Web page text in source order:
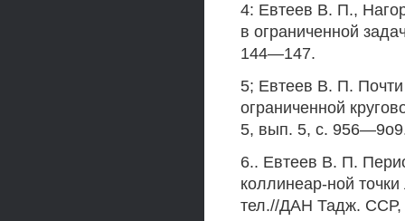
4: Евтеев В. П.,
в ограниченной
144—147.
5; Евтеев В. П. Почти
ограниченной
5, вып. 5, с.
6.. Евтеев В. П.
коллинеар-ной
тел.//ДАН Тадж.